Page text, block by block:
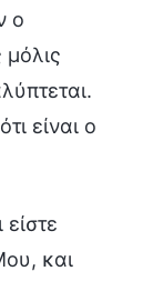
ο
είναι ο
και